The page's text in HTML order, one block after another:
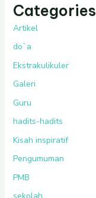
Categories
Artikel
do`a
Ekstrakulikuler
Galeri
Guru
hadits-hadits
Kisah inspiratif
Pengumuman
PMB